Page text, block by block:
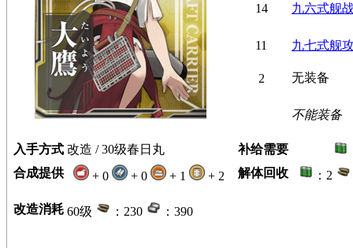
14 九六式舰
11 九七式舰
2 无装备
不能装备
入手方式 改造 / 30级春日丸 补给需要
合成提供
+ 0 + 0 + 1 + 2 解体回收 ：2
改造消耗 60级 ：230 ：390